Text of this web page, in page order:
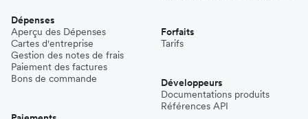
Dépenses
Aperçu des Dépenses
Cartes d'entreprise
Gestion des notes de frais
Paiement des factures
Bons de commande
Forfaits
Tarifs
Développeurs
Documentations produits
Références API